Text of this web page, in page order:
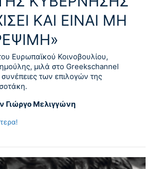
ΚΑΙ ΕΙΝΑΙ ΜΗ
Ευρωπαϊκού Κοινοβουλίου,
μιλά στο Greekschannel
συνέπειες των επιλογών της
Γιώργο Μελιγγώνη